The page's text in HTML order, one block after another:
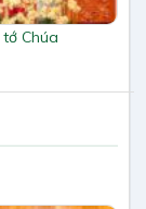
Chúa